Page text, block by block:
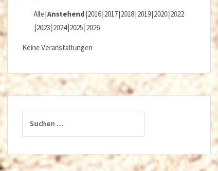
Alle Anstehend 2016 2017 2018 2019 2020 2022
2023 2024 2025 2026
Keine Veranstaltungen
nach: